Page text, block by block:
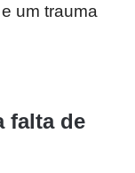
um trauma
falta de